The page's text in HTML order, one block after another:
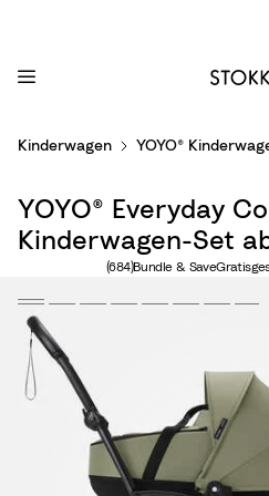
Kinderwagen YOYO®
YOYO® Everyday
Kinderwagen-Set
Anzahl der Bewertungen:
(684)Bundle & Save